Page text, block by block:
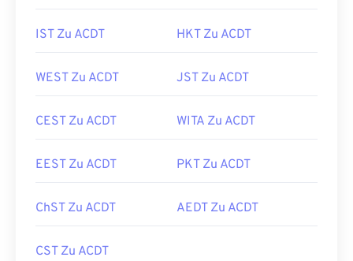
IST Zu ACDT HKT Zu ACDT
WEST Zu ACDT JST Zu ACDT
CEST Zu ACDT WITA Zu ACDT
EEST Zu ACDT PKT Zu ACDT
ChST Zu ACDT AEDT Zu ACDT
CST Zu ACDT